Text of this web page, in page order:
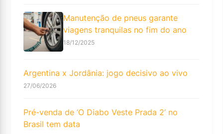
Manutenção de pneus garante
viagens tranquilas no fim do ano
18/12/2025
Argentina x Jordânia: jogo decisivo ao vivo
27/06/2026
Pré-venda de ‘O Diabo Veste Prada 2’ no
Brasil tem data